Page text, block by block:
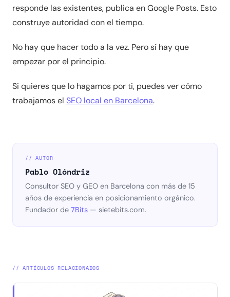
responde las existentes, publica en Google Posts. Esto
construye autoridad con el tiempo.
No hay que hacer todo a la vez. Pero sí hay que
empezar por el principio.
Si quieres que lo hagamos por ti, puedes ver cómo
trabajamos el SEO local en Barcelona.
// AUTOR
Pablo Olóndriz
Consultor SEO y GEO en Barcelona con más de 15
años de experiencia en posicionamiento orgánico.
Fundador de 7Bits — sietebits.com.
// ARTÍCULOS RELACIONADOS